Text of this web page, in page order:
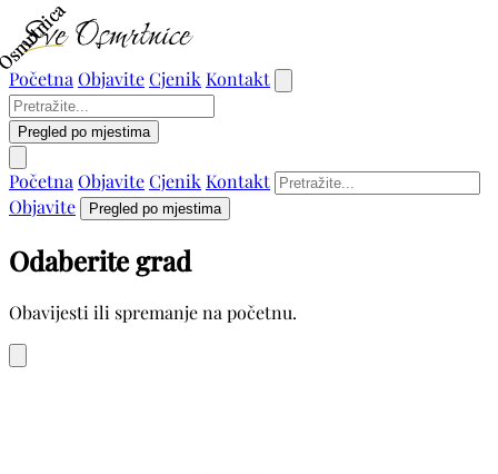
Početna ObjaviteCjenik Kontakt
Pregled po mjestima
Početna ObjaviteCjenik Kontakt
Objavite
Pregled po mjestima
Odaberite grad
Obavijesti ili spremanje na početnu.